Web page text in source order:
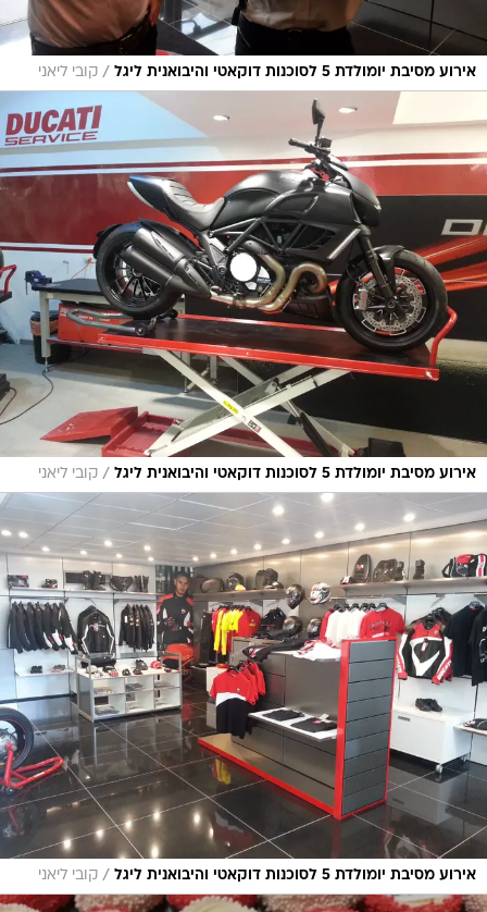
אירוע מסיבת יומולדת 5 לסוכנות דוקאטי והיבואנית ליגל / קובי ליאני
אירוע מסיבת יומולדת 5 לסוכנות דוקאטי והיבואנית ליגל / קובי ליאני
אירוע מסיבת יומולדת 5 לסוכנות דוקאטי והיבואנית ליגל / קובי ליאני